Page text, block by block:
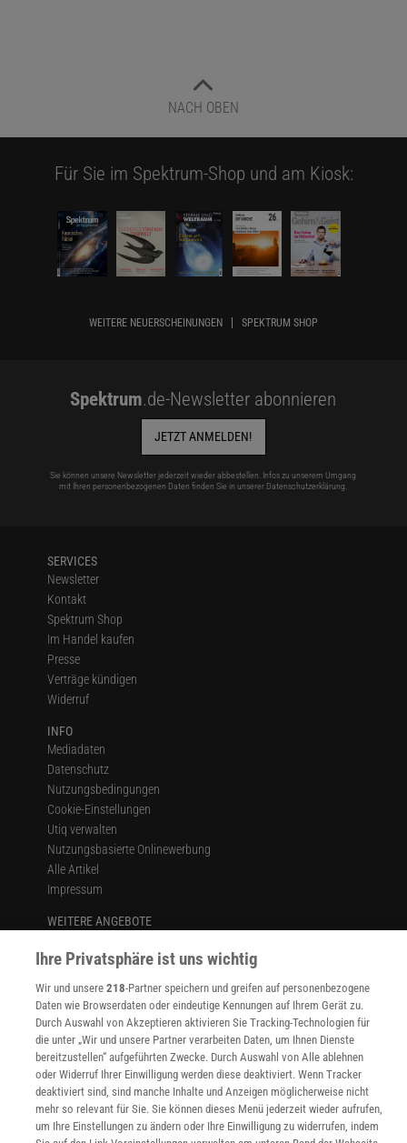
NACH OBEN
Für Sie im Spektrum-Shop und am Kiosk:
WEITERE NEUERSCHEINUNGEN SPEKTRUM SHOP
Spektrum.de-Newsletter abonnieren
JETZT ANMELDEN!
Sie können unsere Newsletter jederzeit wieder abbestellen. Infos zu unserem Umgang
mit Ihren personenbezogenen Daten finden Sie in unserer Datenschutzerklärung
SERVICES
Newsletter
Kontakt
Spektrum Shop
Im Handel kaufen
Presse
Verträge kündigen
Widerruf
INFO
Mediadaten
Datenschutz
Nutzungsbedingungen
Cookie-Einstellungen
Utiq verwalten
Nutzungsbasierte Onlinewerbung
Alle Artikel
Impressum
WEITERE ANGEBOTE
Angebote für Institutionen
Lexika
Für Spektrum schreiben
Zugänglichkeitserklärung
WEBSEITEN
KielSCN
Wissenschaft in die Schulen
SciLogs
Ihre Privatsphäre ist uns wichtig
Wir und unsere218-Partner speichern und greifen auf personenbezogene
Daten wie Browserdaten oder eindeutige Kennungen auf Ihrem Gerät zu.
Durch Auswahl von Akzeptieren aktivieren Sie Tracking-Technologien für
die unter „Wir und unsere Partner verarbeiten Daten, um Ihnen Dienste
bereitzustellen“ aufgeführten Zwecke. Durch Auswahl von Alle ablehnen
oder Widerruf Ihrer Einwilligung werden diese deaktiviert. Wenn Tracker
deaktiviert sind, sind manche Inhalte und Anzeigen möglicherweise nicht
mehr so relevant für Sie. Sie können dieses Menü jederzeit wieder aufrufen,
um Ihre Einstellungen zu ändern oder Ihre Einwilligung zu widerrufen, indem